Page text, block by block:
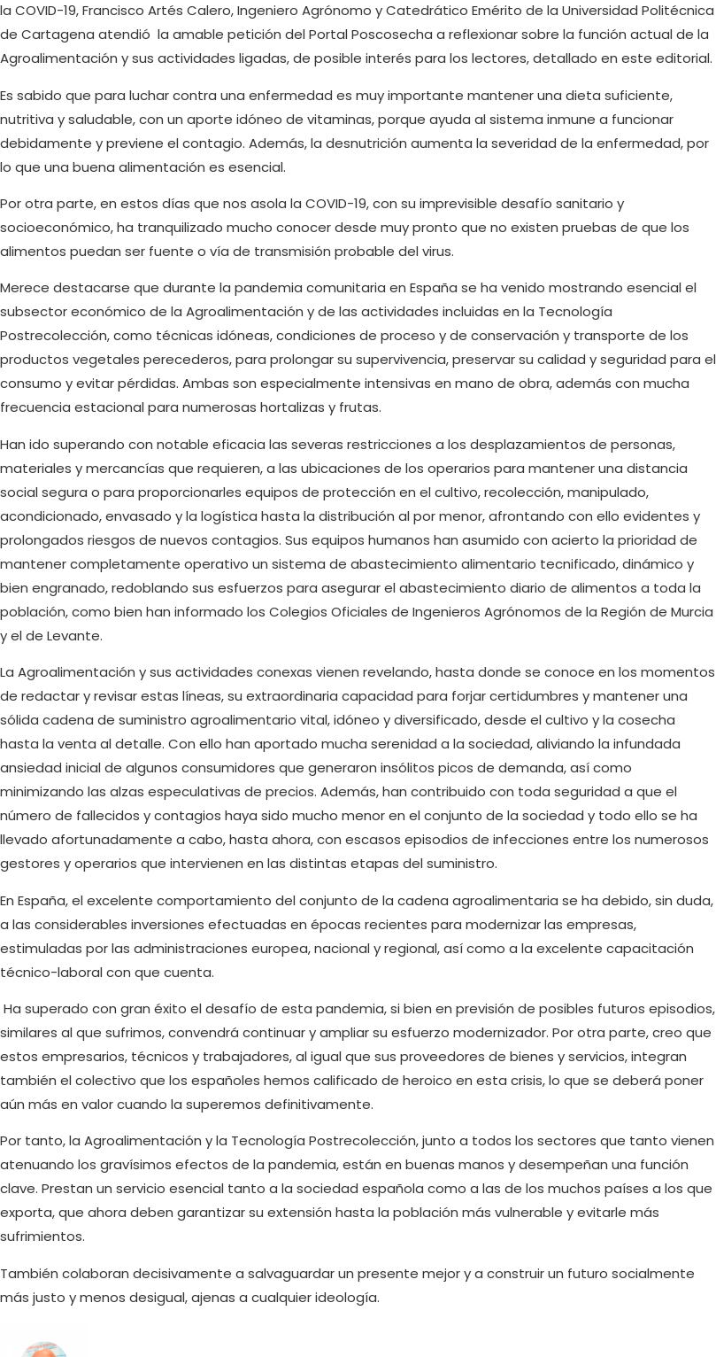
la COVID-19, Francisco Artés Calero, Ingeniero Agrónomo y Catedrático Emérito de la Universidad Politécnica
de Cartagena atendió la amable petición del Portal Poscosecha a reflexionar sobre la función actual de la
Agroalimentación y sus actividades ligadas, de posible interés para los lectores, detallado en este editorial.
Es sabido que para luchar contra una enfermedad es muy importante mantener una dieta suficiente,
nutritiva y saludable, con un aporte idóneo de vitaminas, porque ayuda al sistema inmune a funcionar
debidamente y previene el contagio. Además, la desnutrición aumenta la severidad de la enfermedad, por
lo que una buena alimentación es esencial.
Por otra parte, en estos días que nos asola la COVID-19, con su imprevisible desafío sanitario y
socioeconómico, ha tranquilizado mucho conocer desde muy pronto que no existen pruebas de que los
alimentos puedan ser fuente o vía de transmisión probable del virus.
Merece destacarse que durante la pandemia comunitaria en España se ha venido mostrando esencial el
subsector económico de la Agroalimentación y de las actividades incluidas en la Tecnología
Postrecolección, como técnicas idóneas, condiciones de proceso y de conservación y transporte de los
productos vegetales perecederos, para prolongar su supervivencia, preservar su calidad y seguridad para el
consumo y evitar pérdidas. Ambas son especialmente intensivas en mano de obra, además con mucha
frecuencia estacional para numerosas hortalizas y frutas.
Han ido superando con notable eficacia las severas restricciones a los desplazamientos de personas,
materiales y mercancías que requieren, a las ubicaciones de los operarios para mantener una distancia
social segura o para proporcionarles equipos de protección en el cultivo, recolección, manipulado,
acondicionado, envasado y la logística hasta la distribución al por menor, afrontando con ello evidentes y
prolongados riesgos de nuevos contagios. Sus equipos humanos han asumido con acierto la prioridad de
mantener completamente operativo un sistema de abastecimiento alimentario tecnificado, dinámico y
bien engranado, redoblando sus esfuerzos para asegurar el abastecimiento diario de alimentos a toda la
población, como bien han informado los Colegios Oficiales de Ingenieros Agrónomos de la Región de Murcia
y el de Levante.
La Agroalimentación y sus actividades conexas vienen revelando, hasta donde se conoce en los momentos
de redactar y revisar estas líneas, su extraordinaria capacidad para forjar certidumbres y mantener una
sólida cadena de suministro agroalimentario vital, idóneo y diversificado, desde el cultivo y la cosecha
hasta la venta al detalle. Con ello han aportado mucha serenidad a la sociedad, aliviando la infundada
ansiedad inicial de algunos consumidores que generaron insólitos picos de demanda, así como
minimizando las alzas especulativas de precios. Además, han contribuido con toda seguridad a que el
número de fallecidos y contagios haya sido mucho menor en el conjunto de la sociedad y todo ello se ha
llevado afortunadamente a cabo, hasta ahora, con escasos episodios de infecciones entre los numerosos
gestores y operarios que intervienen en las distintas etapas del suministro.
En España, el excelente comportamiento del conjunto de la cadena agroalimentaria se ha debido, sin duda,
a las considerables inversiones efectuadas en épocas recientes para modernizar las empresas,
estimuladas por las administraciones europea, nacional y regional, así como a la excelente capacitación
técnico-laboral con que cuenta.
Ha superado con gran éxito el desafío de esta pandemia, si bien en previsión de posibles futuros episodios,
similares al que sufrimos, convendrá continuar y ampliar su esfuerzo modernizador. Por otra parte, creo que
estos empresarios, técnicos y trabajadores, al igual que sus proveedores de bienes y servicios, integran
también el colectivo que los españoles hemos calificado de heroico en esta crisis, lo que se deberá poner
aún más en valor cuando la superemos definitivamente.
Por tanto, la Agroalimentación y la Tecnología Postrecolección, junto a todos los sectores que tanto vienen
atenuando los gravísimos efectos de la pandemia, están en buenas manos y desempeñan una función
clave. Prestan un servicio esencial tanto a la sociedad española como a las de los muchos países a los que
exporta, que ahora deben garantizar su extensión hasta la población más vulnerable y evitarle más
sufrimientos.
También colaboran decisivamente a salvaguardar un presente mejor y a construir un futuro socialmente
más justo y menos desigual, ajenas a cualquier ideología.